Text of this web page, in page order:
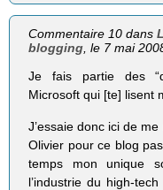
Commentaire 10 dans
blogging, le 7 mai
Je fais partie des
Microsoft qui [te] lisent
J’essaie donc ici de
Olivier pour ce blog
temps mon unique
l’industrie du high-